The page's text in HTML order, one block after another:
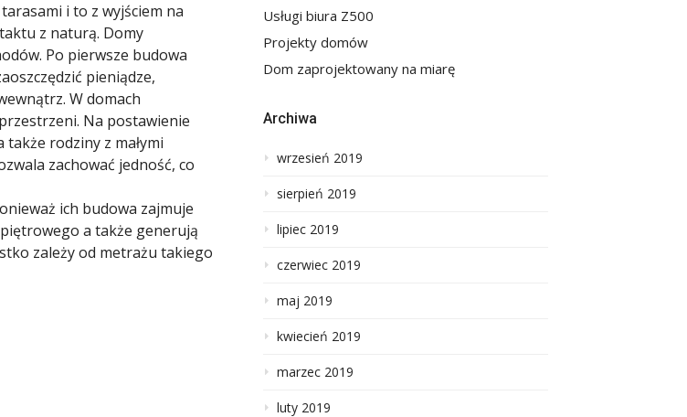
i to z wyjściem na
z naturą. Domy
Po pierwsze budowa
pieniądze,
W domach
Na postawienie
rodziny z małymi
zachować jedność, co
ich budowa zajmuje
a także generują
zależy od metrażu takiego
Usługi biura Z500
Projekty domów
Dom zaprojektowany na miarę
Archiwa
wrzesień 2019
sierpień 2019
lipiec 2019
czerwiec 2019
maj 2019
kwiecień 2019
marzec 2019
luty 2019